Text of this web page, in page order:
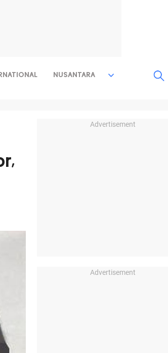
NUSANTARA
Advertisement
Advertisement